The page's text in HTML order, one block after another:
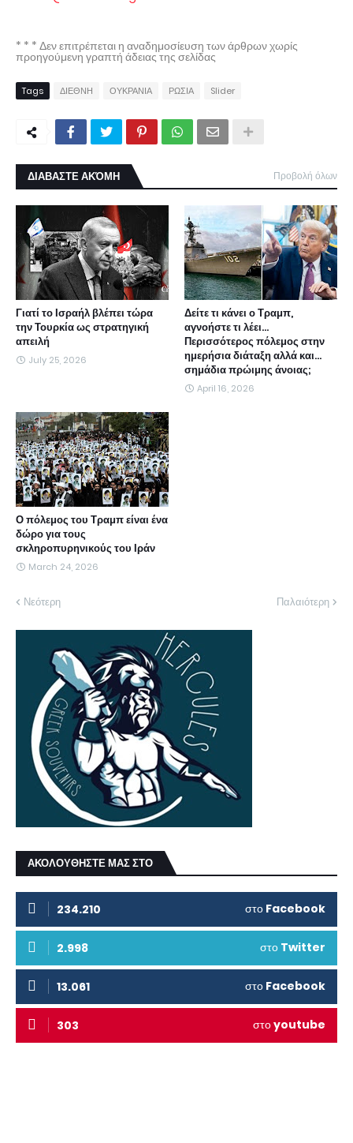
* * * Δεν επιτρέπεται η αναδημοσίευση των άρθρων χωρίς
προηγούμενη γραπτή άδειας της σελίδας
Tags ΔΙΕΘΝΗ ΟΥΚΡΑΝΙΑ ΡΩΣΙΑ Slider
ΔΙΑΒΑΣΤΕ ΑΚΌΜΗ Προβολή όλων
Γιατί το Ισραήλ βλέπει τώρα
την Τουρκία ως στρατηγική
απειλή
July 25, 2026
Δείτε τι κάνει ο Τραμπ,
αγνοήστε τι λέει...
Περισσότερος πόλεμος στην
ημερήσια διάταξη αλλά και...
σημάδια πρώιμης άνοιας;
April 16, 2026
Ο πόλεμος του Τραμπ είναι ένα
δώρο για τους
σκληροπυρηνικούς του Ιράν
March 24, 2026
Νεότερη Παλαιότερη
ΑΚΟΛΟΥΘΗΣΤΕ ΜΑΣ ΣΤΟ
234.210 στο Facebook
2.998 στο Twitter
13.061 στο Facebook
303 στοyoutube